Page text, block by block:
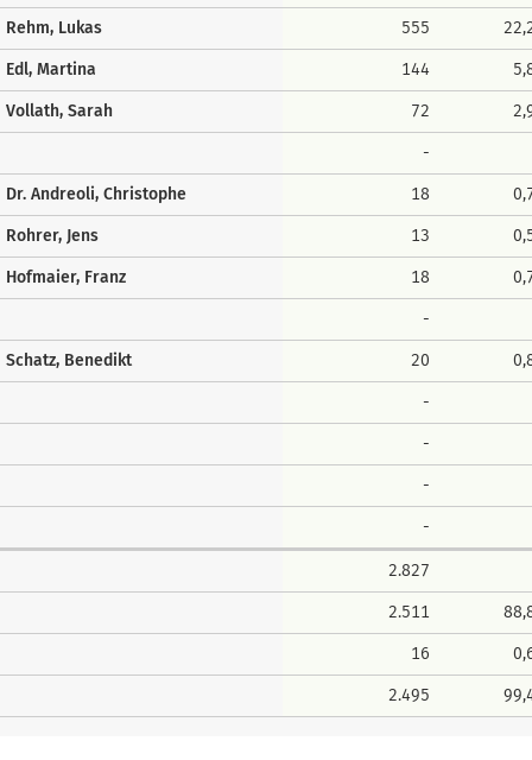
Rehm, Lukas 555
Edl, Martina 144
Vollath, Sarah 72
-
Dr. Andreoli, Christophe 18
Rohrer, Jens 13
Hofmaier, Franz 18
-
Schatz, Benedikt 20
-
-
-
-
2.827
2.511
16
2.495